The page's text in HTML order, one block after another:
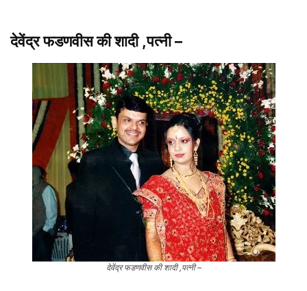
देवेंद्र फडणवीस की शादी ,पत्नी–
देवेंद्र फडणवीस की शादी ,पत्नी –